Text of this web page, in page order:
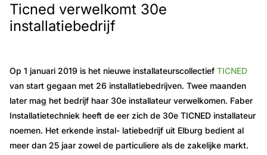
Ticned verwelkomt 30e
installatiebedrijf
Op 1 januari 2019 is het nieuwe installateurscollectief TICNED
van start gegaan met 26 installatiebedrijven. Twee maanden
later mag het bedrijf haar 30e installateur verwelkomen. Faber
Installatietechniek heeft de eer zich de 30e TICNED installateur
noemen. Het erkende instal- latiebedrijf uit Elburg bedient al
meer dan 25 jaar zowel de particuliere als de zakelijke markt.